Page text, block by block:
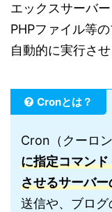
エックスサーバ
PHPファイル等の
自動的に実行さ
Cronとは？
Cron（クーロ
に指定コマン
させるサーバ
送信や、ブログ